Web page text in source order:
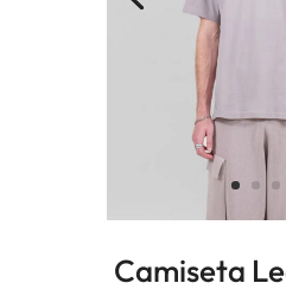
Camiseta